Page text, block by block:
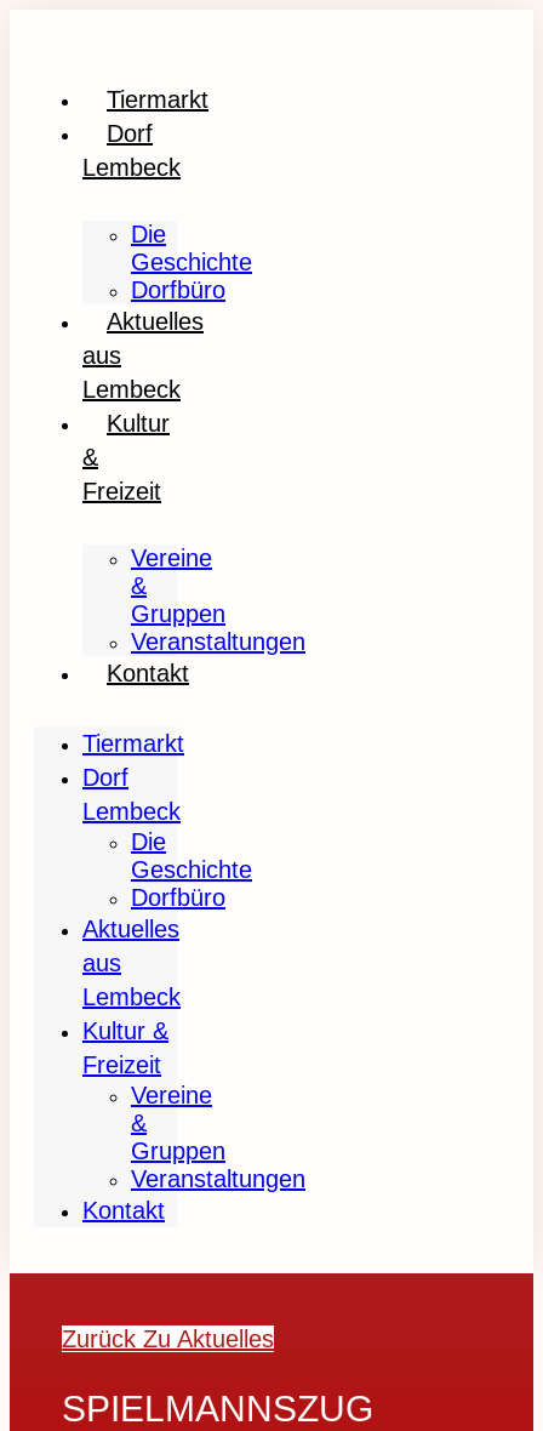
Tiermarkt
Dorf
Lembeck
Die
Geschichte
Dorfbüro
Aktuelles
aus
Lembeck
Kultur
&
Freizeit
Vereine
&
Gruppen
Veranstaltungen
Kontakt
Tiermarkt
Dorf
Lembeck
Die
Geschichte
Dorfbüro
Aktuelles
aus
Lembeck
Kultur &
Freizeit
Vereine
&
Gruppen
Veranstaltungen
Kontakt
Zurück Zu Aktuelles
SPIELMANNSZUG